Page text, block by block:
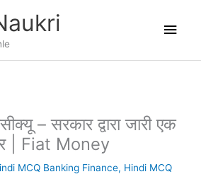
– सरकार द्वारा जारी एक
| Fiat Money
MCQ Banking Finance, Hindi MCQ